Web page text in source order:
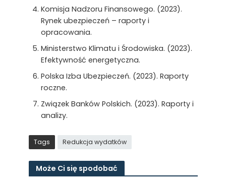
Komisja Nadzoru Finansowego. (2023).
Rynek ubezpieczeń – raporty i
opracowania.
Ministerstwo Klimatu i Środowiska. (2023).
Efektywność energetyczna.
Polska Izba Ubezpieczeń. (2023). Raporty
roczne.
Związek Banków Polskich. (2023). Raporty i
analizy.
Tags Redukcja wydatków
Może Ci się spodobać